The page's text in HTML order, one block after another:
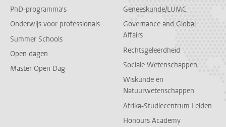
PhD-programma's
Onderwijs voor professionals
Summer Schools
Open dagen
Master Open Dag
Geneeskunde/LUMC
Governance and Global
Affairs
Rechtsgeleerdheid
Sociale Wetenschappen
Wiskunde en
Natuurwetenschappen
Afrika-Studiecentrum Leiden
Honours Academy